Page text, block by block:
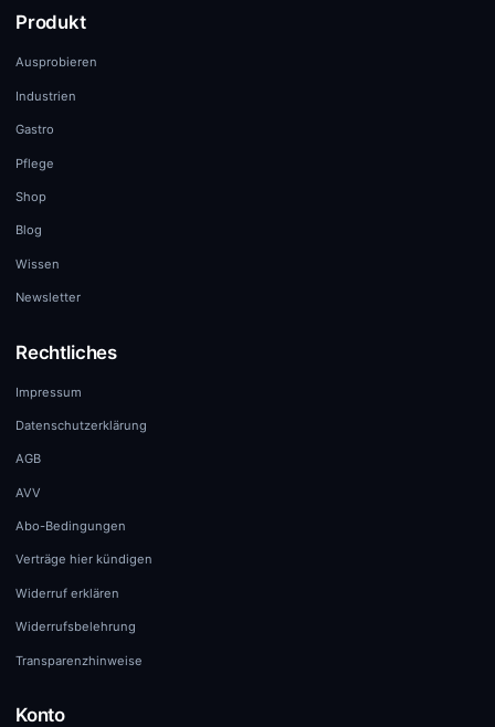
Produkt
Ausprobieren
Industrien
Gastro
Pflege
Shop
Blog
Wissen
Newsletter
Rechtliches
Impressum
Datenschutzerklärung
AGB
AVV
Abo-Bedingungen
Verträge hier kündigen
Widerruf erklären
Widerrufsbelehrung
Transparenzhinweise
Konto